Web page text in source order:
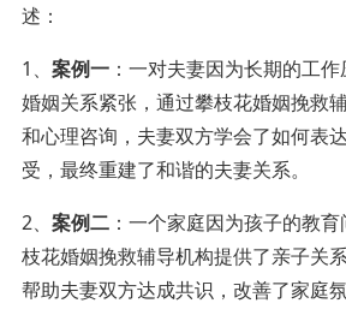
述：
1、 案例一：一对夫妻因为长期的工
婚姻关系紧张，通过攀枝花婚姻挽救
和心理咨询，夫妻双方学会了如何表
受，最终重建了和谐的夫妻关系。
2、 案例二：一个家庭因为孩子的教
枝花婚姻挽救辅导机构提供了亲子关
帮助夫妻双方达成共识，改善了家庭氛